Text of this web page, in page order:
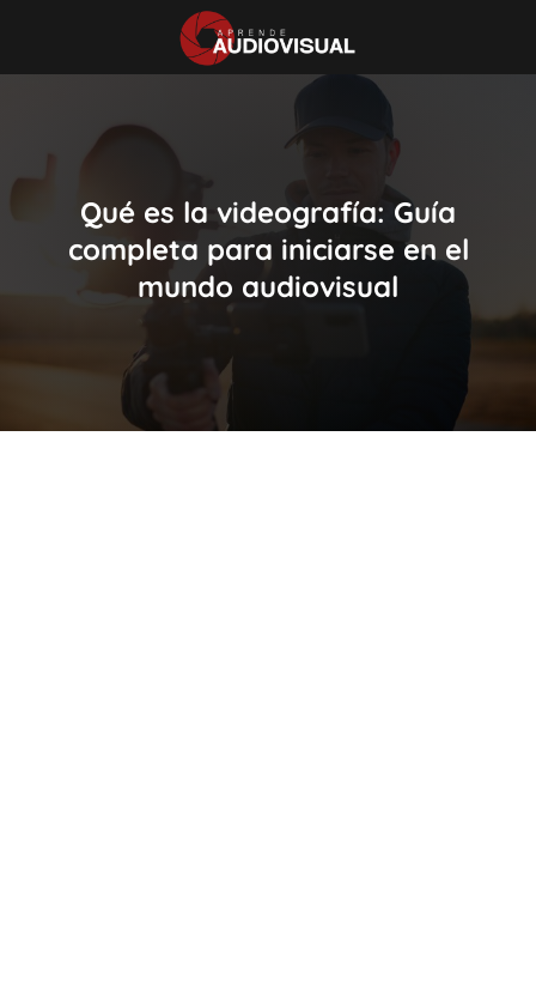
Qué es la videografía: Guía
completa para iniciarse en el
mundo audiovisual